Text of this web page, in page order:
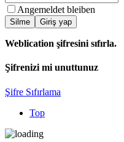
Angemeldet bleiben
Silme Giriş yap
Weblication şifresini sıfırla.
Şifrenizi mi unuttunuz
Şifre Sıfırlama
Top